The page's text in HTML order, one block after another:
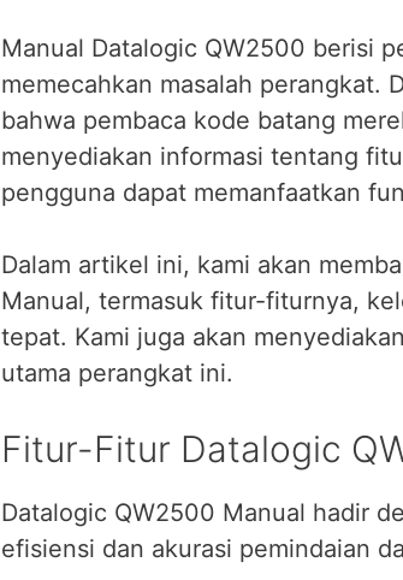
Manual Datalogic QW2500 berisi
memecahkan masalah perangkat.
bahwa pembaca kode batang
menyediakan informasi tentang
pengguna dapat memanfaatkan
Dalam artikel ini, kami akan
Manual, termasuk fitur-fiturnya,
tepat. Kami juga akan
utama perangkat ini.
Fitur-Fitur Datalogic
Datalogic QW2500 Manual hadir
efisiensi dan akurasi pemindaian